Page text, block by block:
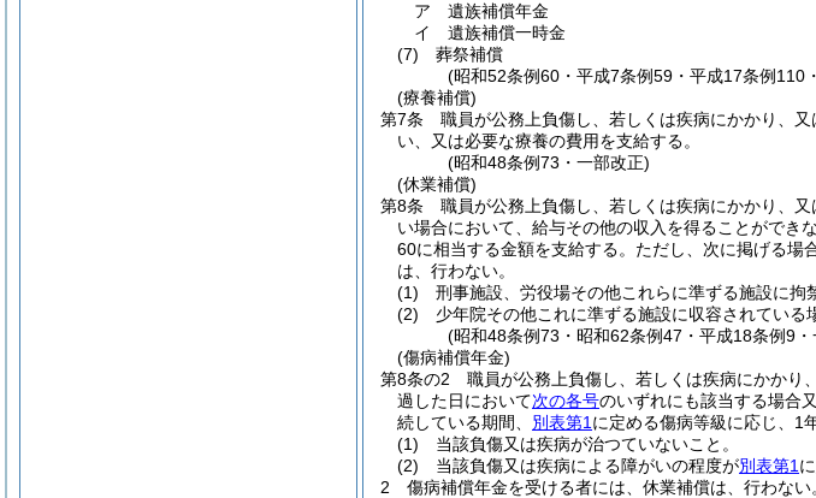
ア
遺族補償年金
イ
遺族補償一時金
(7)
葬祭補償
(昭和52条例60・平成7条例59・平成17条例110
(療養補償)
第7条
職員が公務上負傷し、若しくは疾病にかかり、
い、又は必要な療養の費用を支給する。
(昭和48条例73・一部改正)
(休業補償)
第8条
職員が公務上負傷し、若しくは疾病にかかり、
い場合において、給与その他の収入を得ることができ
60に相当する金額を支給する。 ただし、次に掲げる場
は、行わない。
(1)
刑事施設、労役場その他これらに準ずる施設に拘
(2)
少年院その他これに準ずる施設に収容されている
(昭和48条例73・昭和62条例47・平成18条例9・
(傷病補償年金)
第8条の2
職員が公務上負傷し、若しくは疾病にかかり
過した日において次の各号のいずれにも該当する場合
続している期間、 別表第1 に定める傷病等級に応じ、1
(1)
当該負傷又は疾病が治つていないこと。
(2)
当該負傷又は疾病による障がいの程度が別表第1
2
傷病補償年金を受ける者には、休業補償は、行わない